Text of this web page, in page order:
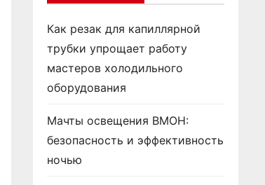
Как резак для капиллярной
трубки упрощает работу
мастеров холодильного
оборудования
Мачты освещения ВМОН:
безопасность и эффективность
ночью